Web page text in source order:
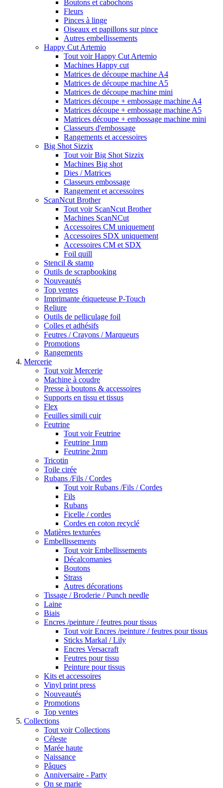
Boutons et cabochons
Fleurs
Pinces à linge
Oiseaux et papillons sur pince
Autres embellissements
Happy Cut Artemio
Tout voir Happy Cut Artemio
Machines Happy cut
Matrices de découpe machine A4
Matrices de découpe machine A5
Matrices de découpe machine mini
Matrices découpe + embossage machine A4
Matrices découpe + embossage machine A5
Matrices découpe + embossage machine mini
Classeurs d'embossage
Rangements et accessoires
Big Shot Sizzix
Tout voir Big Shot Sizzix
Machines Big shot
Dies / Matrices
Classeurs embossage
Rangement et accessoires
ScanNcut Brother
Tout voir ScanNcut Brother
Machines ScanNCut
Accessoires CM uniquement
Accessoires SDX uniquement
Accessoires CM et SDX
Foil quill
Stencil & stamp
Outils de scrapbooking
Nouveautés
Top ventes
Imprimante étiqueteuse P-Touch
Reliure
Outils de pelliculage foil
Colles et adhésifs
Feutres / Crayons / Marqueurs
Promotions
Rangements
Mercerie
Tout voir Mercerie
Machine à coudre
Presse à boutons & accessoires
Supports en tissu et tissus
Flex
Feuilles simili cuir
Feutrine
Tout voir Feutrine
Feutrine 1mm
Feutrine 2mm
Tricotin
Toile cirée
Rubans /Fils / Cordes
Tout voir Rubans /Fils / Cordes
Fils
Rubans
Ficelle / cordes
Cordes en coton recyclé
Matières texturées
Embellissements
Tout voir Embellissements
Décalcomanies
Boutons
Strass
Autres décorations
Tissage / Broderie / Punch needle
Laine
Biais
Encres /peinture / feutres pour tissus
Tout voir Encres /peinture / feutres pour tissus
Sticks Markal / Lily
Encres Versacraft
Feutres pour tissu
Peinture pour tissus
Kits et accessoires
Vinyl print press
Nouveautés
Promotions
Top ventes
Collections
Tout voir Collections
Céleste
Marée haute
Naissance
Pâques
Anniversaire - Party
On se marie